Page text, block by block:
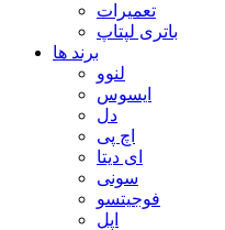
تعمیرات
باتری لپتاپ
برند ها
لنوو
ایسوس
دل
اچ پی
ای دیتا
سونی
فوجیتسو
اپل